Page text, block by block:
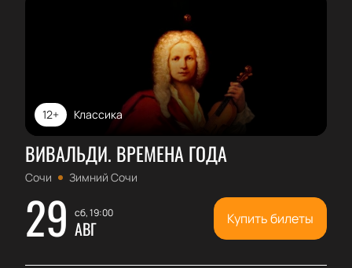
Классика
12+
ВИВАЛЬДИ. ВРЕМЕНА ГОДА
Сочи Зимний Сочи
29 сб, 19:00
АВГ Купить билеты